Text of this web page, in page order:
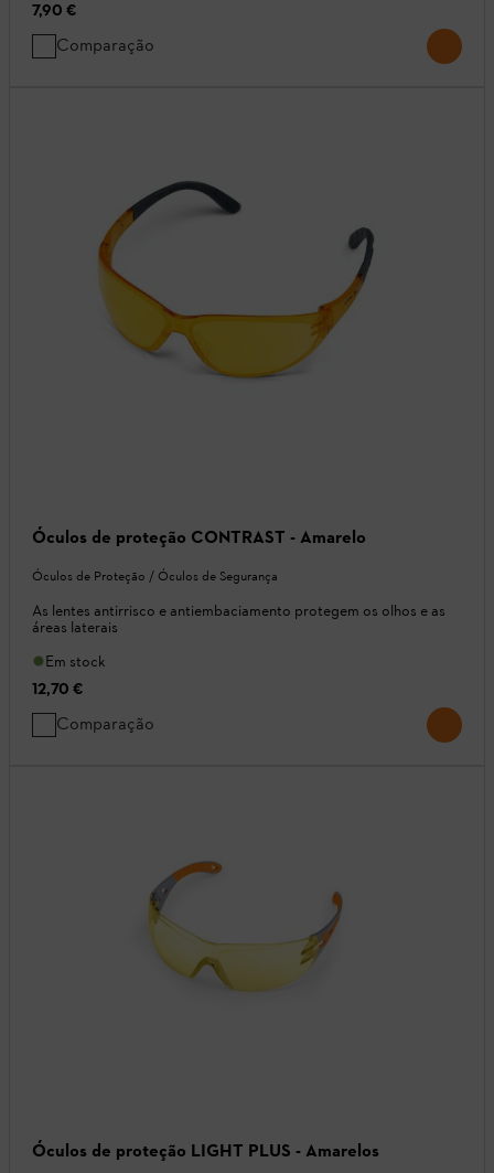
7,90 €
Comparação
Óculos de proteção CONTRAST - Amarelo
Óculos de Proteção / Óculos de Segurança
As lentes antirrisco e antiembaciamento protegem os olhos e as
áreas laterais
Em stock
12,70 €
Comparação
Óculos de proteção LIGHT PLUS - Amarelos